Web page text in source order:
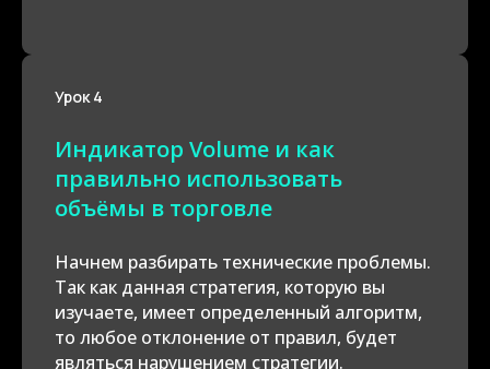
Урок 4
Индикатор Volume и как
правильно использовать
объёмы в торговле
Начнем разбирать технические проблемы.
Так как данная стратегия, которую вы
изучаете, имеет определенный алгоритм,
то любое отклонение от правил, будет
являться нарушением стратегии.